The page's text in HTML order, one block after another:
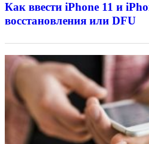
Как ввести iPhone 11 и
восстановления или DFU